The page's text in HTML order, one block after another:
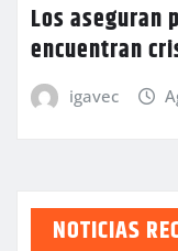
Los aseguran
encuentran
igavec
NOTICIAS